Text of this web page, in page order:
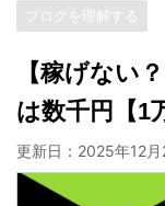
ブログを理解する
【稼げない
は数千円【1
更新日： 2025年12月